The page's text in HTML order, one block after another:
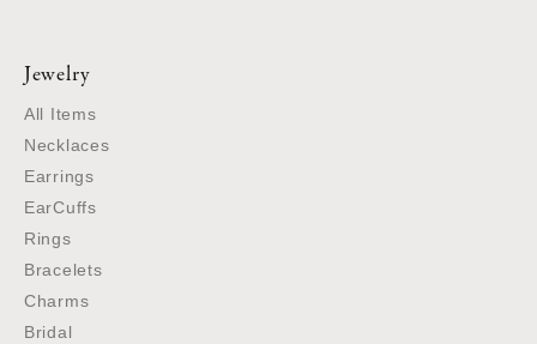
Jewelry
All Items
Necklaces
Earrings
EarCuffs
Rings
Bracelets
Charms
Bridal